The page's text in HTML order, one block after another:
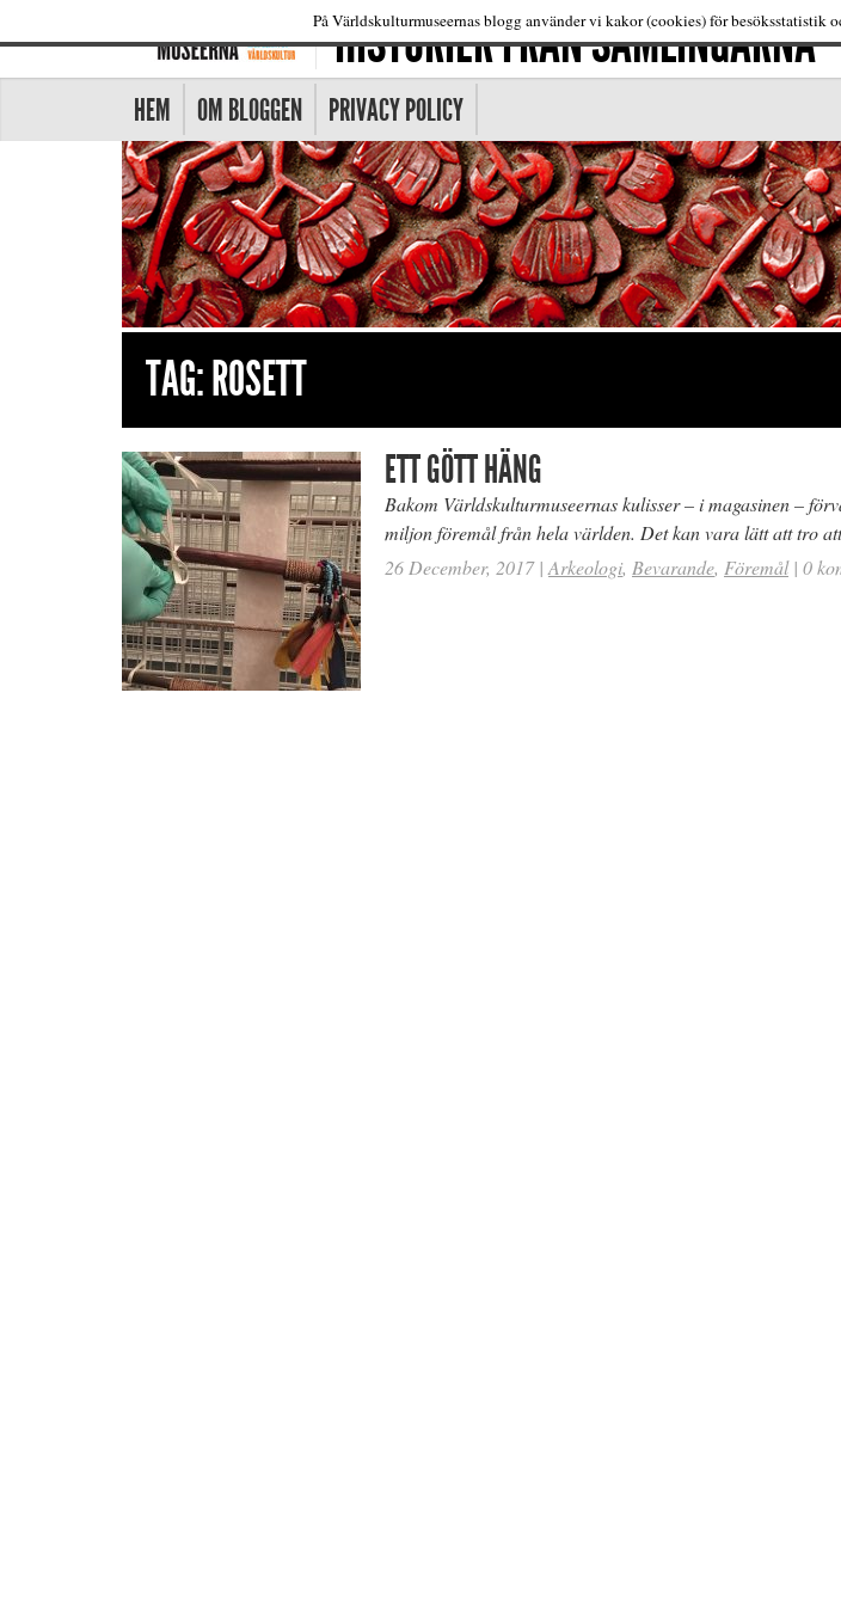
HISTORIER FRÅN SAMLINGARNA
HEM OM BLOGGEN PRIVACY POLICY
TAG:ROSETT
ETT GÖTT HÄNG
Bakom Världskulturmuseernas kulisser – i magasinen –
miljon föremål från hela världen. Det kan vara lätt att tro
26 December, 2017 | Arkeologi, Bevarande, Föremål | 0
På Världskulturmuseernas blogg använder vi kakor (cookies) för besöksstatistik